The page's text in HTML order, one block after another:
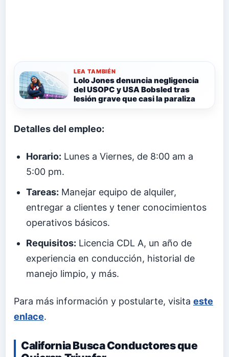
LEA TAMBIÉN
Lolo Jones denuncia negligencia
del USOPC y USA Bobsled tras
lesión grave que casi la paraliza
Detalles del empleo:
Horario: Lunes a Viernes, de 8:00 am a
5:00 pm.
Tareas: Manejar equipo de alquiler,
entregar a clientes y tener conocimientos
operativos básicos.
Requisitos: Licencia CDL A, un año de
experiencia en conducción, historial de
manejo limpio, y más.
Para más información y postularte, visita este
enlace.
California Busca Conductores que